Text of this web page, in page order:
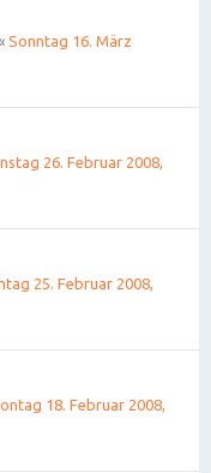
Sonntag 16. März
26. Februar 2008,
25. Februar 2008,
18. Februar 2008,